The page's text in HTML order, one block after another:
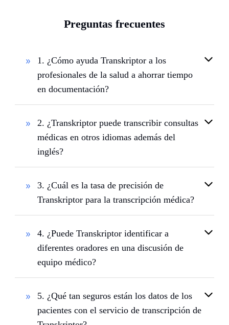
Preguntas frecuentes
1. ¿Cómo ayuda Transkriptor a los
profesionales de la salud a ahorrar tiempo
en documentación?
2. ¿Transkriptor puede transcribir consultas
médicas en otros idiomas además del
inglés?
3. ¿Cuál es la tasa de precisión de
Transkriptor para la transcripción médica?
4. ¿Puede Transkriptor identificar a
diferentes oradores en una discusión de
equipo médico?
5. ¿Qué tan seguros están los datos de los
pacientes con el servicio de transcripción de